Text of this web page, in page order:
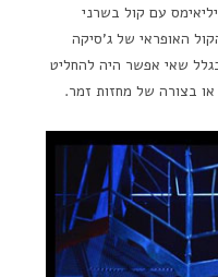
עם קול בשרני
האופראי של ג'סיקה
שאי אפשר היה להחליט
בצורה של מחזות זמר.